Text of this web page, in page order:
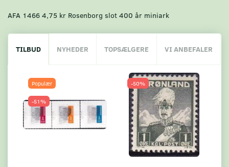
AFA 1466 4,75 kr Rosenborg slot 400 år miniark
TILBUD NYHEDER TOPSÆLGERE VI ANBEFALER
Populær
-51%
-50%